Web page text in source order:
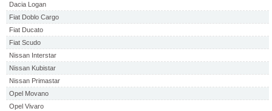
Dacia Logan
Fiat Doblo Cargo
Fiat Ducato
Fiat Scudo
Nissan Interstar
Nissan Kubistar
Nissan Primastar
Opel Movano
Opel Vivaro